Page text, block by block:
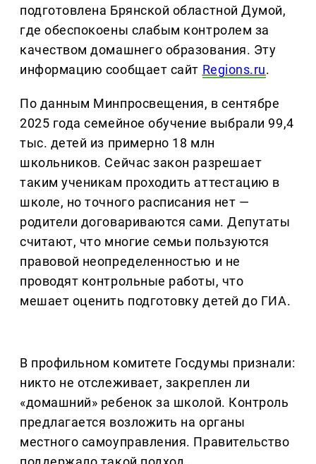
подготовлена Брянской областной Думой,
где обеспокоены слабым контролем за
качеством домашнего образования. Эту
информацию сообщает сайт Regions.ru.
По данным Минпросвещения, в сентябре
2025 года семейное обучение выбрали 99,4
тыс. детей из примерно 18 млн
школьников. Сейчас закон разрешает
таким ученикам проходить аттестацию в
школе, но точного расписания нет —
родители договариваются сами. Депутаты
считают, что многие семьи пользуются
правовой неопределенностью и не
проводят контрольные работы, что
мешает оценить подготовку детей до ГИА.
В профильном комитете Госдумы признали:
никто не отслеживает, закреплен ли
«домашний» ребенок за школой. Контроль
предлагается возложить на органы
местного самоуправления. Правительство